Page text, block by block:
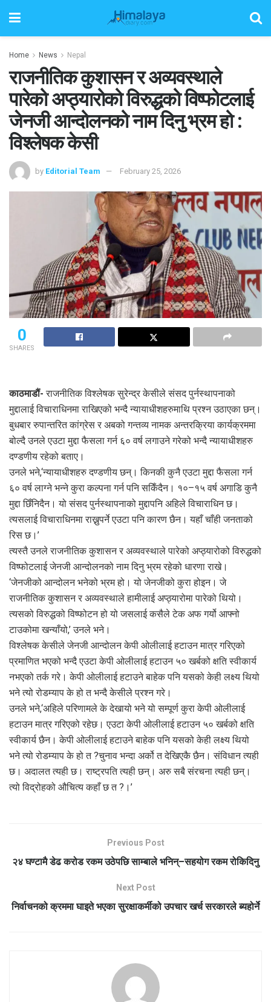
Home News Nepal
राजनीतिक कुशासन र अव्यवस्थाले
पारेको अप्ठ्यारोको विरुद्धको विष्फोटलाई
जेनजी आन्दोलनको नाम दिनु भ्रम हो :
विश्लेषक केसी
by Editorial Team February 25, 2026
0
SHARES
काठमाडौं- राजनीतिक विश्लेषक सुरेन्द्र केसीले संसद पुर्नस्थापनाको
मुद्दालाई विचाराधिनमा राखिएको भन्दै न्यायाधीशहरुमाथि प्रश्न उठाएका छन्।
बुधबार रुपान्तरित कांग्रेस र अबको गन्तव्य नामक अन्तरक्रिया कार्यक्रममा
बोल्दै उनले एउटा मुद्दा फैसला गर्न ६० वर्ष लगाउने गरेको भन्दै न्यायाधीशहरु
दण्डणीय रहेको बताए।
उनले भने,‘न्यायाधीशहरु दण्डणीय छन्। किनकी कुनै एउटा मुद्दा फैसला गर्न
६० वर्ष लाग्ने भन्ने कुरा कल्पना गर्न पनि सकिँदैन। १०–१५ वर्ष अगाडि कुनै
मुद्दा छिँनिदैन। यो संसद पुर्नस्थापनाको मुद्दापनि अहिले विचाराधिन छ।
त्यसलाई विचाराधिनमा राख्नुपर्ने एउटा पनि कारण छैन। यहाँ चाँही जनताको
रिस छ।’
त्यस्तै उनले राजनीतिक कुशासन र अव्यवस्थाले पारेको अप्ठ्यारोको विरुद्धको
विष्फोटलाई जेनजी आन्दोलनको नाम दिनु भ्रम रहेको धारणा राखे।
‘जेनजीको आन्दोलन भनेको भ्रम हो। यो जेनजीको कुरा होइन। जे
राजनीतिक कुशासन र अव्यवस्थाले हामीलाई अप्ठ्यारोमा पारेको थियो।
त्यसको विरुद्धको विष्फोटन हो यो जसलाई कसैले टेक अफ गर्यो आफ्नो
टाउकोमा खन्याँयो,’ उनले भने।
विश्लेषक केसीले जेनजी आन्दोलन केपी ओलीलाई हटाउन मात्र गरिएको
प्रमाणित भएको भन्दै एउटा केपी ओलीलाई हटाउन ५० खर्बको क्षति स्वीकार्य
नभएको तर्क गरे। केपी ओलीलाई हटाउने बाहेक पनि यसको केही लक्ष्य थियो
भने त्यो रोडम्याप के हो त भन्दै केसीले प्रश्न गरे।
उनले भने,‘अहिले परिणामले के देखायो भने यो सम्पूर्ण कुरा केपी ओलीलाई
हटाउन मात्र गरिएको रहेछ। एउटा केपी ओलीलाई हटाउन ५० खर्बको क्षति
स्वीकार्य छैन। केपी ओलीलाई हटाउने बाहेक पनि यसको केही लक्ष्य थियो
भने त्यो रोडम्याप के हो त ?चुनाव भन्दा अर्को त देखिएकै छैन। संविधान त्यही
छ। अदालत त्यही छ। राष्ट्रपति त्यही छन्। अरु सबै संरचना त्यही छन्।
त्यो विद्रोहको औचित्य कहाँ छ त ?।’
Previous Post
२४ घण्टामै डेढ करोड रकम उठेपछि साम्बाले भनिन्–सहयोग रकम रोकिदिनु
Next Post
निर्वाचनको क्रममा घाइते भएका सुरक्षाकर्मीको उपचार खर्च सरकारले ब्यहोर्ने